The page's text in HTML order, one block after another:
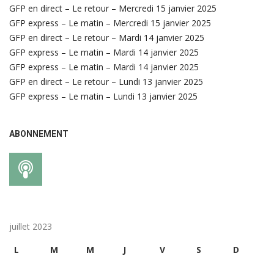
GFP en direct – Le retour – Mercredi 15 janvier 2025
GFP express – Le matin – Mercredi 15 janvier 2025
GFP en direct – Le retour – Mardi 14 janvier 2025
GFP express – Le matin – Mardi 14 janvier 2025
GFP express – Le matin – Mardi 14 janvier 2025
GFP en direct – Le retour – Lundi 13 janvier 2025
GFP express – Le matin – Lundi 13 janvier 2025
ABONNEMENT
juillet 2023
L
M M J V S
D